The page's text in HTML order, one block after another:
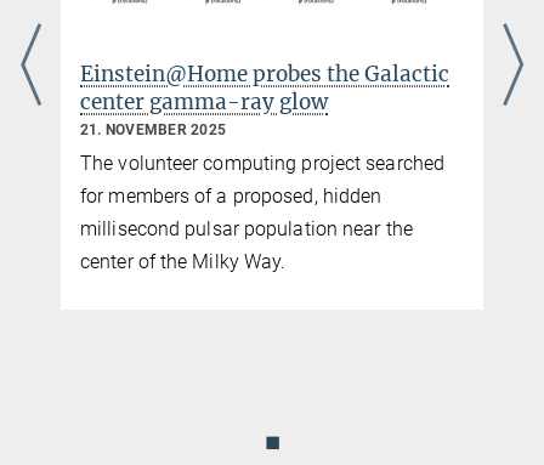
Einstein@Home probes the Galactic
center gamma-ray glow
21. NOVEMBER 2025
The volunteer computing project searched
for members of a proposed, hidden
millisecond pulsar population near the
center of the Milky Way.
◼